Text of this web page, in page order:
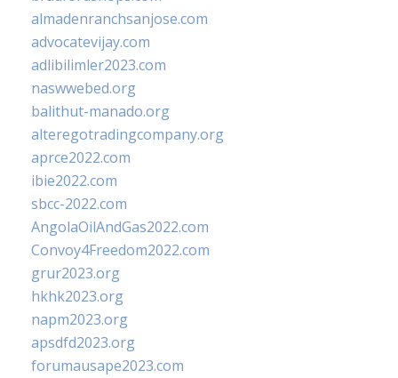
almadenranchsanjose.com
advocatevijay.com
adlibilimler2023.com
naswwebed.org
balithut-manado.org
alteregotradingcompany.org
aprce2022.com
ibie2022.com
sbcc-2022.com
AngolaOilAndGas2022.com
Convoy4Freedom2022.com
grur2023.org
hkhk2023.org
napm2023.org
apsdfd2023.org
forumausape2023.com